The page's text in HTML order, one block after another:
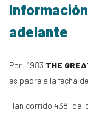
adelante
Por: 1983 THE
es padre a la fecha
Han corrido 438, de